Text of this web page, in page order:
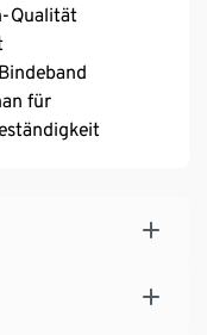
Qualität
für